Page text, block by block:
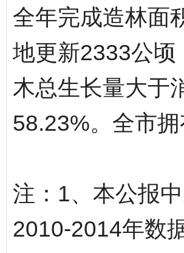
全年完成造林面
地更新2333公
木总生长量大于
58.23%。全市
注：1、本公报
2010-2014年数